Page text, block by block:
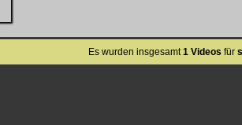
Es wurden insgesamt1 Videos für